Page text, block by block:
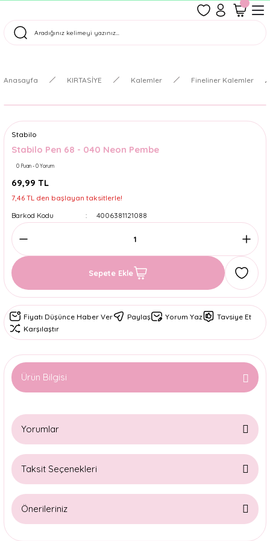
Tüm Siparişler Aynı Gün Kargoda!
Anasayfa KIRTASİYE Kalemler Fineliner Kalemler
Stabilo
Stabilo Pen 68 - 040 Neon Pembe
0 Puan - 0 Yorum
69,99 TL
7,46 TL den başlayan taksitlerle!
Barkod Kodu
4006381121088
Sepete Ekle
Fiyatı Düşünce Haber Ver Paylaş Yorum Yaz
Tavsiye Et
Karşılaştır
Ürün Bilgisi
Yorumlar
Taksit Seçenekleri
Önerileriniz